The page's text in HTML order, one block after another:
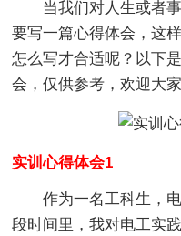
当我们对人生或者事
要写一篇心得体会，这
怎么写才合适呢？以下
会，仅供参考，欢迎大家
实训心得体会1
作为一名工科生，电
段时间里，我对电工实